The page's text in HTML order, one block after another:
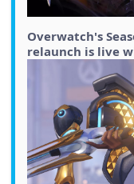
Overwatch's
relaunch is live